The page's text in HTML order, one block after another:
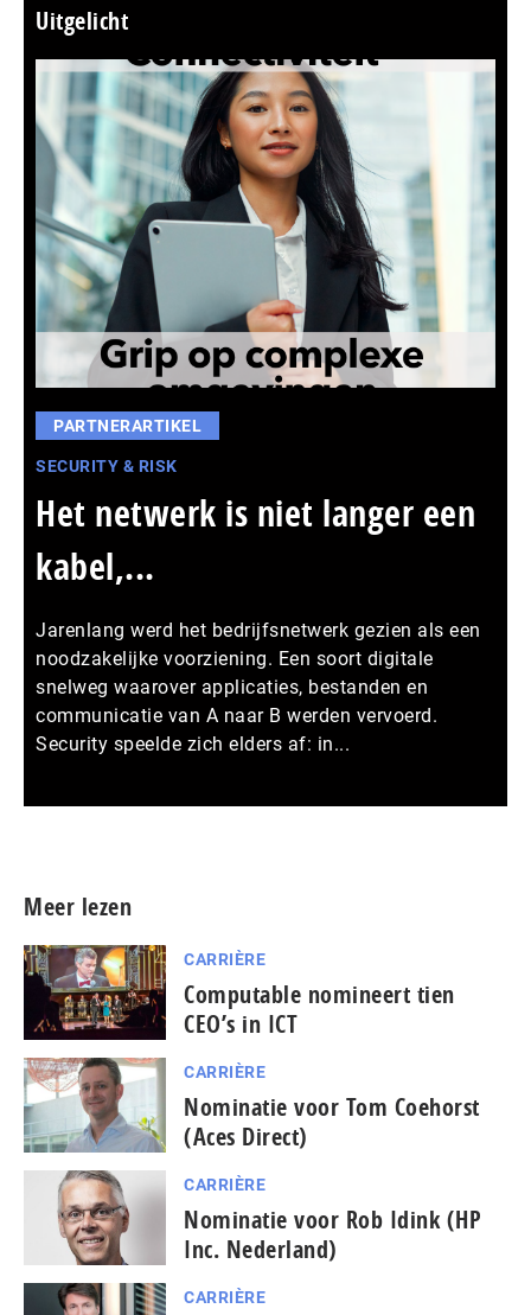
Uitgelicht
PARTNERARTIKEL
SECURITY & RISK
Het netwerk is niet langer een
kabel,...
Jarenlang werd het bedrijfsnetwerk gezien als een
noodzakelijke voorziening. Een soort digitale
snelweg waarover applicaties, bestanden en
communicatie van A naar B werden vervoerd.
Security speelde zich elders af: in...
Meer lezen
CARRIÈRE
Computable nomineert tien
CEO’s in ICT
CARRIÈRE
Nominatie voor Tom Coehorst
(Aces Direct)
CARRIÈRE
Nominatie voor Rob Idink (HP
Inc. Nederland)
CARRIÈRE